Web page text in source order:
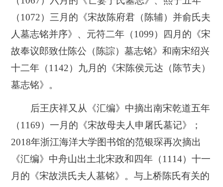
（1072）三月的《宋故陈府君（陈辅）并俞氏夫
人墓志铭并序》、元符二年（1099）四月的《宋
故奉议郎致仕陈公（陈誴）墓志铭》和南宋绍兴
十二年（1142）九月的《宋陈侯元达（陈节夫）
墓志铭》。
后王庆祥又从《汇编》中摘出南宋乾道五年
（1169）一月的《宋故母夫人申屠氏墓记》；
2018年浙江海洋大学图书馆的范银琛再次摘出
《汇编》中舟山出土北宋政和四年（1114）十一
月的《宋故洪氏夫人墓铭》。与上桥陈氏有关的